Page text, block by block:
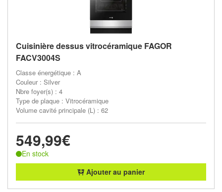
Cuisinière dessus vitrocéramique FAGOR
FACV3004S
Classe énergétique : A
Couleur : Silver
Nbre foyer(s) : 4
Type de plaque : Vitrocéramique
Volume cavité principale (L) : 62
549,99€
En stock
Ajouter au panier